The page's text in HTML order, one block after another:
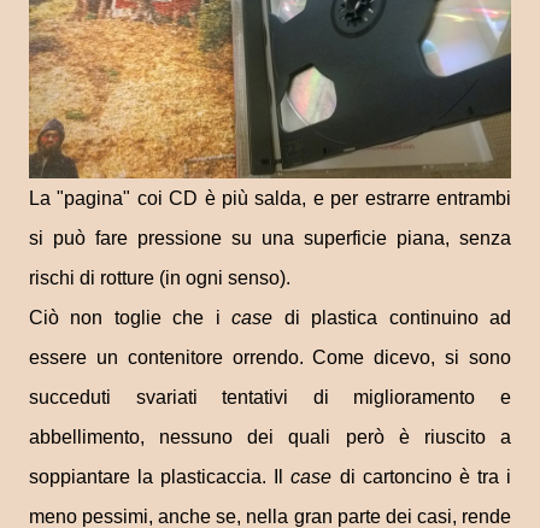
La "pagina" coi CD è più salda, e per estrarre entrambi
si può fare pressione su una superficie piana, senza
rischi di rotture (in ogni senso).
Ciò non toglie che icase di plastica continuino ad
essere un contenitore orrendo. Come dicevo, si sono
succeduti svariati tentativi di miglioramento e
abbellimento, nessuno dei quali però è riuscito a
soppiantare la plasticaccia. Ilcase di cartoncino è tra i
meno pessimi, anche se, nella gran parte dei casi, rende